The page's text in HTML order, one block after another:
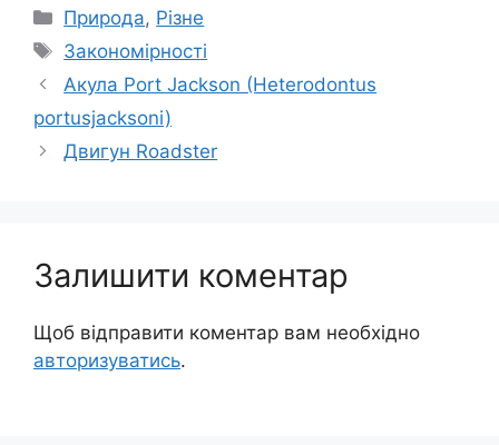
Категорії
Природа, Різне
Позначки
Закономірності
Акула Port Jackson (Heterodontus
portusjacksoni)
Двигун Roadster
Залишити коментар
Щоб відправити коментар вам необхідно
авторизуватись.